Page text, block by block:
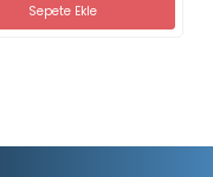
Sepete Ekle